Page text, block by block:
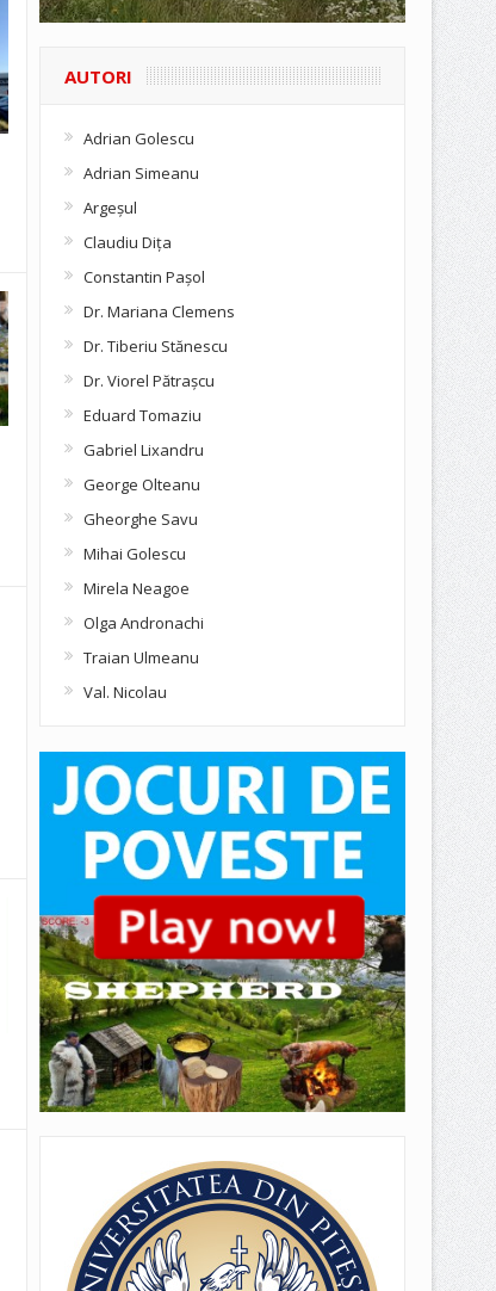
AUTORI
Adrian Golescu
Adrian Simeanu
Argeşul
Claudiu Diţa
Constantin Pașol
Dr. Mariana Clemens
Dr. Tiberiu Stănescu
Dr. Viorel Pătraşcu
Eduard Tomaziu
Gabriel Lixandru
George Olteanu
Gheorghe Savu
Mihai Golescu
Mirela Neagoe
Olga Andronachi
Traian Ulmeanu
Val. Nicolau